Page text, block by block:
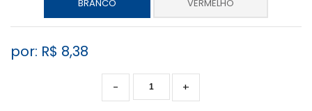
BRANCO VERMELHO
por: R$ 8,38
+
-